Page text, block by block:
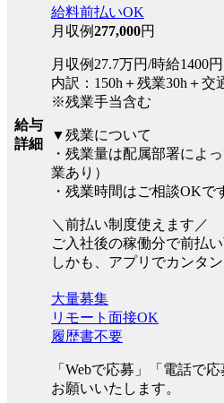
給与
詳細
給料前払いOK
月収例277,000円
月収例27.7万円/時給1400円
内訳：150h＋残業30h＋交
※残業手当含む
▼残業について
・残業量は配属部署によ
業あり）
・残業時間はご相談OKで
＼前払い制度使えます／
ご入社後の稼働分で前払
しかも、アプリでカンタ
大量募集
リモート面接OK
履歴書不要
「Webで応募」「電話で
お願いいたします。